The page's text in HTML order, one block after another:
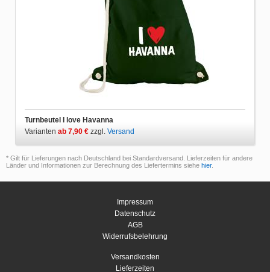
Turnbeutel I love Havanna
Varianten ab 7,90 € zzgl. Versand
* Gilt für Lieferungen nach Deutschland bei Standardversand. Lieferzeiten für andere
Länder und Informationen zur Berechnung des Liefertermins siehe hier.
Impressum
Datenschutz
AGB
Widerrufsbelehrung
Versandkosten
Lieferzeiten